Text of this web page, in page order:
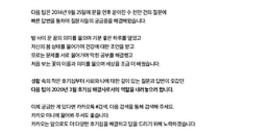
애드센스는 애드몹에 연결되어 관리는 애드센스에서 합니다. 그래서 애
드몹 들어가지지 않고 애드센스 들어가면 정지되었다고 나옵니다. 현재
2분이 같은 시점에 정지가 되었고요.. 저도 현재 조심하고 있는 상태입니
다. 애드몹 광고를 끄고 전면광고 분 횟수 제한도 걸어 두고요. 그리고